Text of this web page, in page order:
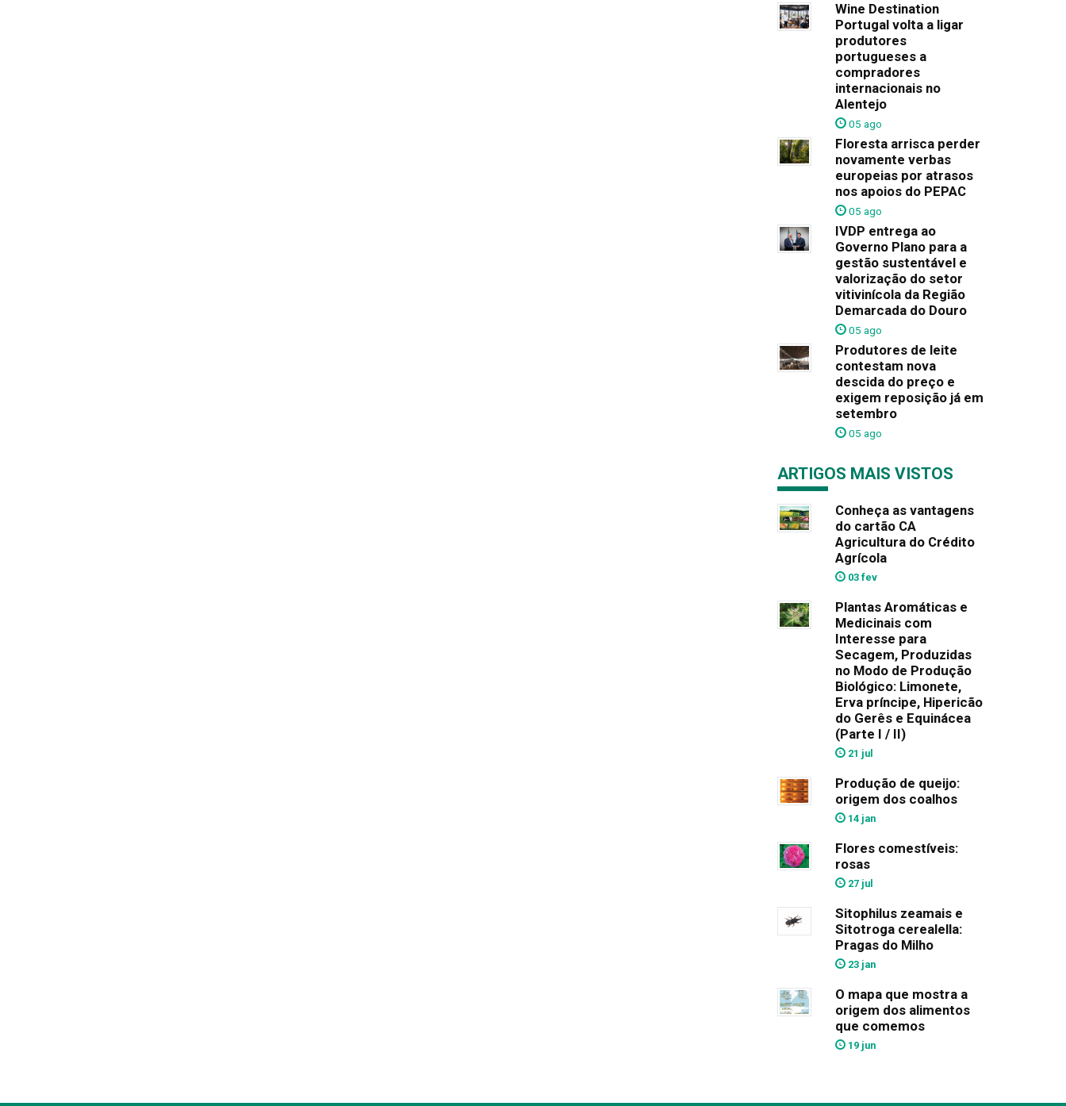
Wine Destination
Portugal volta a ligar
produtores
portugueses a
compradores
internacionais no
Alentejo
05 ago
Floresta arrisca perder
novamente verbas
europeias por atrasos
nos apoios do PEPAC
05 ago
IVDP entrega ao
Governo Plano para a
gestão sustentável e
valorização do setor
vitivinícola da Região
Demarcada do Douro
05 ago
Produtores de leite
contestam nova
descida do preço e
exigem reposição já em
setembro
05 ago
ARTIGOS MAIS VISTOS
Conheça as vantagens
do cartão CA
Agricultura do Crédito
Agrícola
03 fev
Plantas Aromáticas e
Medicinais com
Interesse para
Secagem, Produzidas
no Modo de Produção
Biológico: Limonete,
Erva príncipe, Hipericão
do Gerês e Equinácea
(Parte I / II)
21 jul
Produção de queijo:
origem dos coalhos
14 jan
Flores comestíveis:
rosas
27 jul
Sitophilus zeamais e
Sitotroga cerealella:
Pragas do Milho
23 jan
O mapa que mostra a
origem dos alimentos
que comemos
19 jun